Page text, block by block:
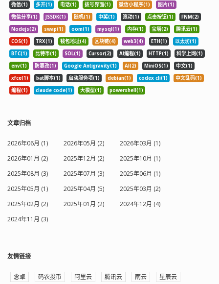
微信(1)
多开(1) 电话(1) 拨号界面(1) 微信小程序(1)
图片(1)
微信分享(1)
JSSDK(1) 随机(1) 中奖(1) 滚动(1) 点击按钮(1)
FNM(2)
Nodejs(2)
swap(1) oom(1) mysql(1) 内存(1) 宝塔(2)
腾讯云(1)
COS(1)
TRX(1) 钱包地址(4) 区块链(4) web3(4) ETH(1)
以太坊(1)
BTC(1)
比特币(1) SOL(1) Cursor(2) AI编程(1) HTTP(1)
科学上网(1)
env(1)
防篡改(1) Google Antigravity(1) AI(2) MiniOS(1)
中文(1)
xfce(1)
bat脚本(1) 启动服务项(1) debian(1) codex cli(1)
中文乱码(1)
编程(1)
claude code(1) 大模型(1) powershell(1)
文章归档
2026年06月 (1) 2026年05月 (2)
2026年03月 (1)
2026年01月 (2)
2025年12月 (2)
2025年10月 (1)
2025年08月 (3)
2025年07月 (3)
2025年06月 (1)
2025年05月 (1)
2025年04月 (5)
2025年03月 (2)
2025年02月 (2)
2025年01月 (2)
2024年12月 (4)
2024年11月 (3)
友情链接
念卓 码农投币 阿里云 腾讯云 雨云 星辰云